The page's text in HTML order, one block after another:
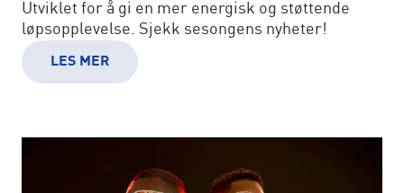
Utviklet for å gi en mer energisk og støttende
løpsopplevelse. Sjekk sesongens nyheter!
LES MER